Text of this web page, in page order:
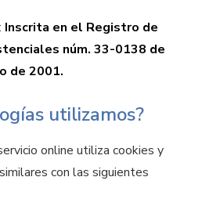
Inscrita en el Registro de
núm. 33-0138 de
de 2001.
utilizamos?
online utiliza cookies y
con las siguientes